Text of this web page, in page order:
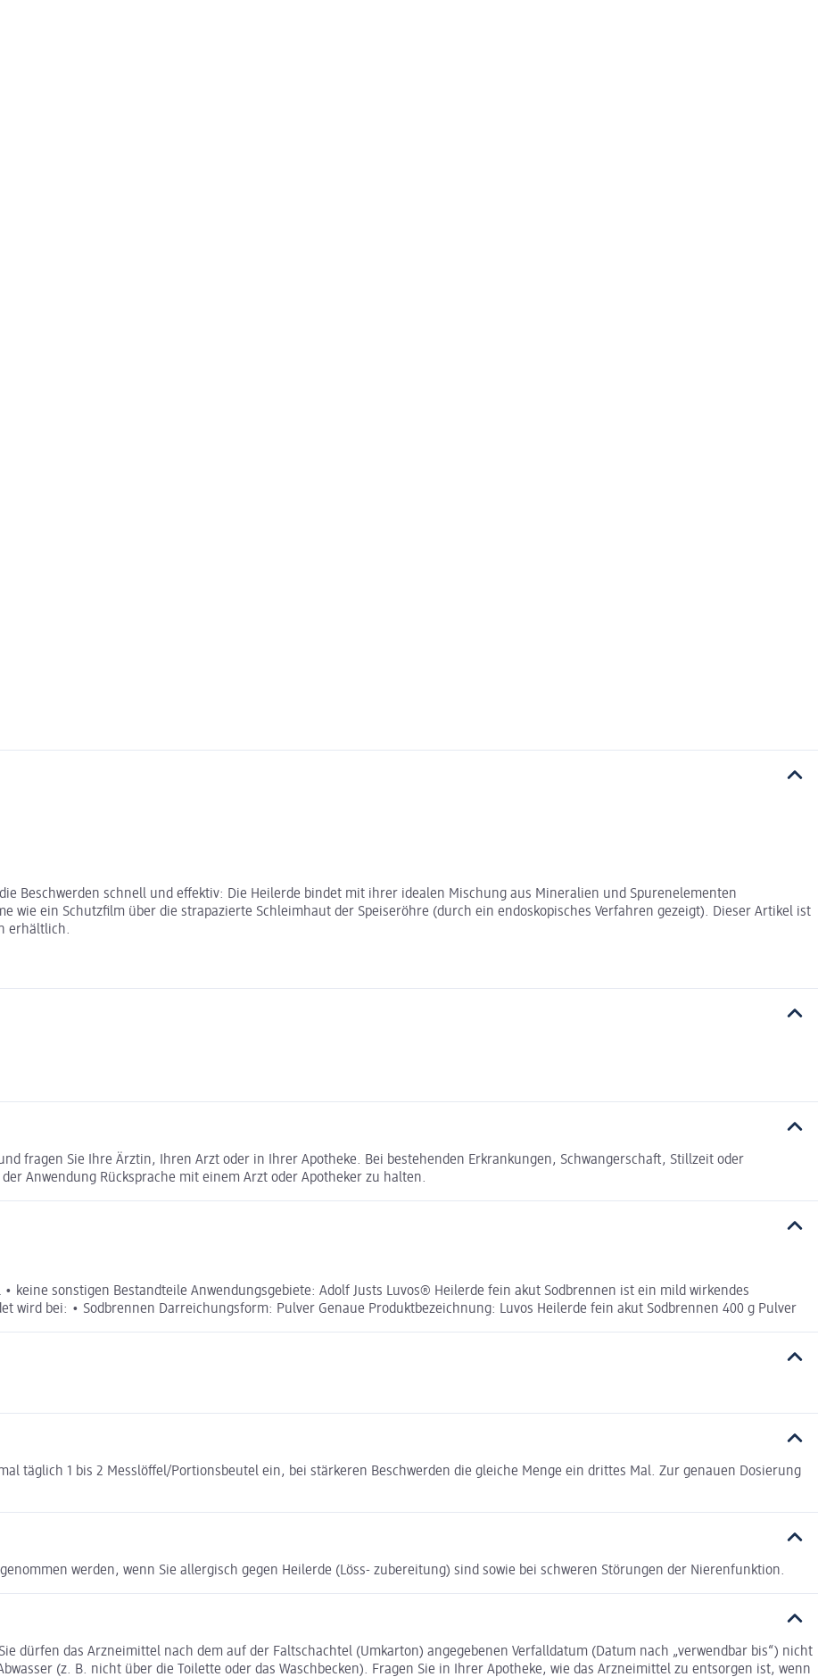
Beschwerden schnell und effektiv: Die Heilerde bindet mit ihrer idealen Mischung aus Mineralien und Spurenelementen
wie ein Schutzfilm über die strapazierte Schleimhaut der Speiseröhre (durch ein endoskopisches Verfahren gezeigt). Dieser Artikel ist
erhältlich.
fragen Sie Ihre Ärztin, Ihren Arzt oder in Ihrer Apotheke. Bei bestehenden Erkrankungen, Schwangerschaft, Stillzeit oder
Anwendung Rücksprache mit einem Arzt oder Apotheker zu halten.
keine sonstigen Bestandteile Anwendungsgebiete: Adolf Justs Luvos® Heilerde fein akut Sodbrennen ist ein mild wirkendes
wird bei: • Sodbrennen Darreichungsform: Pulver Genaue Produktbezeichnung: Luvos Heilerde fein akut Sodbrennen 400 g Pulver
täglich 1 bis 2 Messlöffel/Portionsbeutel ein, bei stärkeren Beschwerden die gleiche Menge ein drittes Mal. Zur genauen Dosierung
werden, wenn Sie allergisch gegen Heilerde (Löss- zubereitung) sind sowie bei schweren Störungen der Nierenfunktion.
dürfen das Arzneimittel nach dem auf der Faltschachtel (Umkarton) angegebenen Verfalldatum (Datum nach „verwendbar bis“) nicht
(z. B. nicht über die Toilette oder das Waschbecken). Fragen Sie in Ihrer Apotheke, wie das Arzneimittel zu entsorgen ist, wenn